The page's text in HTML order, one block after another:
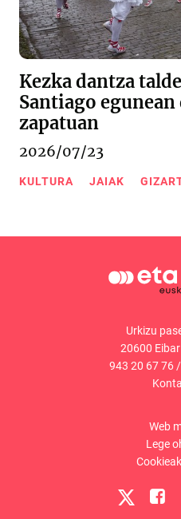
Kezka dantza
Santiago
zapatuan
2026/07/23
KULTURA JAIAK
Urkizu
20600
943 20 67 76 /
Web
Lege